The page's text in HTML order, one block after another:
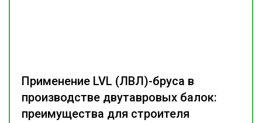
Применение LVL (ЛВЛ)-бруса в
производстве двутавровых балок:
преимущества для строителя